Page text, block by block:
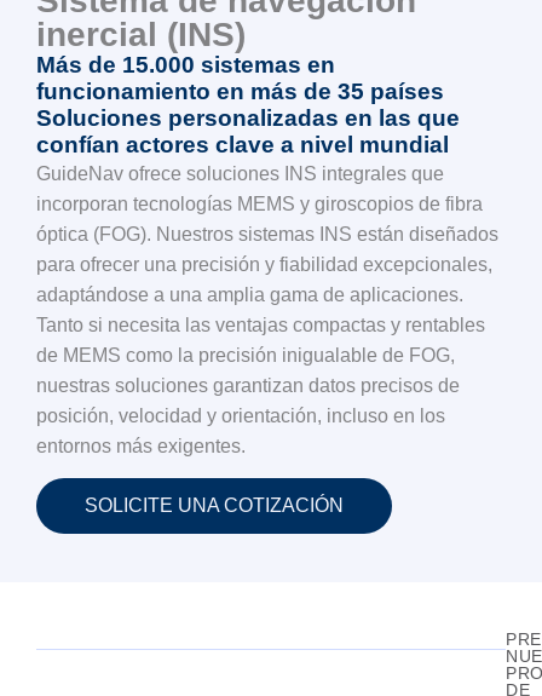
inercial (INS)
Más de 15.000 sistemas en
funcionamiento en más de 35 países
Soluciones personalizadas en las que
confían actores clave a nivel mundial
GuideNav ofrece soluciones INS integrales que
incorporan tecnologías MEMS y giroscopios de fibra
óptica (FOG). Nuestros sistemas INS están diseñados
para ofrecer una precisión y fiabilidad excepcionales,
adaptándose a una amplia gama de aplicaciones.
Tanto si necesita las ventajas compactas y rentables
de MEMS como la precisión inigualable de FOG,
nuestras soluciones garantizan datos precisos de
posición, velocidad y orientación, incluso en los
entornos más exigentes.
SOLICITE UNA COTIZACIÓN
DE